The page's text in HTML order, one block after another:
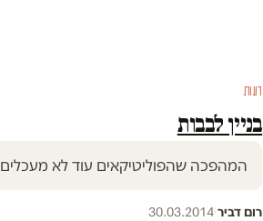
דעות
בניין לבבות
המהפכה שהפוליטיקאים עוד לא מעכלים
רום דביר·
30.03.2014